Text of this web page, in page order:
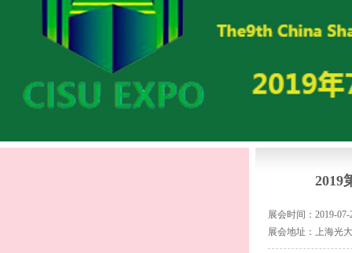
2019
展会时间：2019-07-
展会地址：上海光